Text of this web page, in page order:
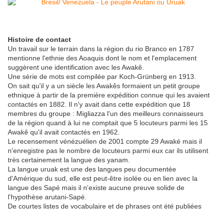
Histoire de contact
Un travail sur le terrain dans la région du rio Branco en 1787
mentionne l'ethnie des Aoaquis dont le nom et l'emplacement
suggèrent une identification avec les Awakê.
Une série de mots est compilée par Koch-Grünberg en 1913.
On sait qu'il y a un siècle les Awakês formaient un petit groupe
ethnique à partir de la première expédition connue qui les avaient
contactés en 1882. Il n'y avait dans cette expédition que 18
membres du groupe : Migliazza l'un des meilleurs connaisseurs
de la région quand à lui ne comptait que 5 locuteurs parmi les 15
Awakê qu'il avait contactés en 1962.
Le recensement vénézuélien de 2001 compte 29 Awaké mais il
n'enregistre pas le nombre de locuteurs parmi eux car ils utilisent
très certainement la langue des yanam.
La langue uruak est une des langues peu documentée
d'Amérique du sud, elle est peut-être isolée ou en lien avec la
langue des Sapé mais il n'existe aucune preuve solide de
l'hypothèse arutani-Sapé.
De courtes listes de vocabulaire et de phrases ont été publiées